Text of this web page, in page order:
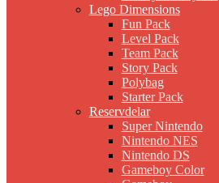
Lego Dimensions
Fun Pack
Level Pack
Team Pack
Story Pack
Polybag
Starter Pack
Reservdelar
Super Nintendo
Nintendo NES
Nintendo DS
Gameboy Color